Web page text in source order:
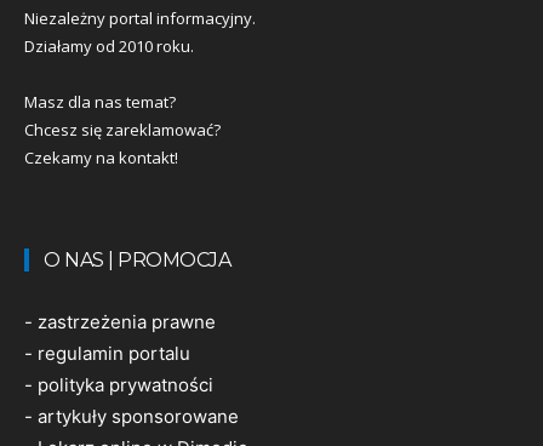
Niezależny portal informacyjny.
Działamy od 2010 roku.
Masz dla nas temat?
Chcesz się zareklamować?
Czekamy na kontakt!
O NAS | PROMOCJA
- zastrzeżenia prawne
- regulamin portalu
- polityka prywatności
- artykuły sponsorowane